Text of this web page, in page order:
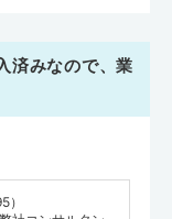
済みなので、業
）